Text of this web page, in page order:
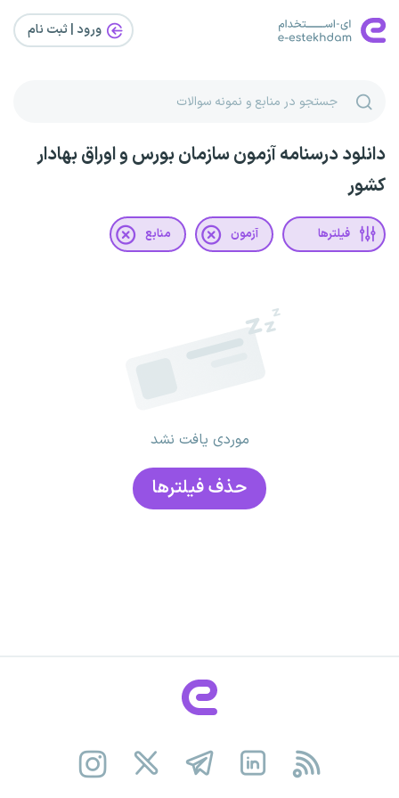
ورود | ثبت‌ نام
دانلود درسنامه آزمون سازمان بورس و اوراق بهادار
کشور
فیلترها آزمون منابع
موردی یافت نشد
حذف فیلتر‌ها